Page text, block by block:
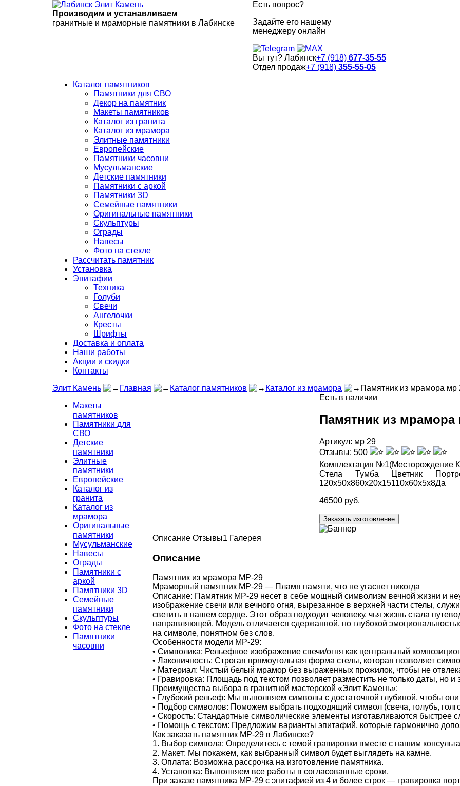
Производим и устанавливаем
гранитные и мраморные памятники в Лабинске
Есть вопрос?
Задайте его нашему
менеджеру онлайн
Вы тут? Лабинск+7 (918) 677-35-55
Отдел продаж+7 (918) 355-55-05
Каталог памятников
Памятники для СВО
Декор на памятник
Макеты памятников
Каталог из гранита
Каталог из мрамора
Элитные памятники
Европейские
Памятники часовни
Мусульманские
Детские памятники
Памятники с аркой
Памятники 3D
Семейные памятники
Оригинальные памятники
Скульптуры
Ограды
Навесы
Фото на стекле
Рассчитать памятник
Установка
Эпитафии
Техника
Голуби
Свечи
Ангелочки
Кресты
Шрифты
Доставка и оплата
Наши работы
Акции и скидки
Контакты
Элит Камень
Главная Каталог памятников Каталог из мрамора
Памятник из мрамора мр
Макеты
памятников
Памятники для
СВО
Детские
памятники
Элитные
памятники
Европейские
Каталог из
гранита
Каталог из
мрамора
Оригинальные
памятники
Мусульманские
Навесы
Ограды
Памятники с
аркой
Памятники 3D
Семейные
памятники
Скульптуры
Фото на стекле
Памятники
часовни
Есть в наличии
Памятник из мрамора
Артикул: мр 29
Отзывы: 500
Комплектация №1(Месторождение
Стела
Тумба Цветник
120х50х860х20х15110х60х5х8Да
46500 руб.
Заказать изготовление
Описание Отзывы1 Галерея
Описание
Памятник из мрамора МР-29
Мраморный памятник МР-29 — Пламя памяти, что не угаснет никогда
Описание: Памятник МР-29 несет в себе мощный символизм вечной жизни и
изображение свечи или вечного огня, вырезанное в верхней части стелы,
светить в нашем сердце. Этот образ подходит человеку, чья жизнь стала
направляющей. Модель отличается сдержанной, но глубокой
на символе, понятном без слов.
Особенности модели МР-29:
• Символика: Рельефное изображение свечи/огня как центральный
• Лаконичность: Строгая прямоугольная форма стелы, которая позволяет
• Материал: Чистый белый мрамор без выраженных прожилок, чтобы не
• Гравировка: Площадь под текстом позволяет разместить не только даты, но
Преимущества выбора в гранитной мастерской «Элит Камень»:
• Глубокий рельеф: Мы выполняем символы с достаточной глубиной, чтобы
• Подбор символов: Поможем выбрать подходящий символ (свеча, голубь,
• Скорость: Стандартные символические элементы изготавливаются быстрее
• Помощь с текстом: Предложим варианты эпитафий, которые гармонично
Как заказать памятник МР-29 в Лабинске?
1. Выбор символа: Определитесь с темой гравировки вместе с нашим
2. Макет: Мы покажем, как выбранный символ будет выглядеть на камне.
3. Оплата: Возможна рассрочка на изготовление памятника.
4. Установка: Выполняем все работы в согласованные сроки.
При заказе памятника МР-29 с эпитафией из 4 и более строк — гравировка